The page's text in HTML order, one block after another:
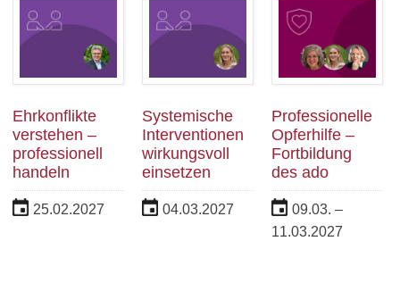
Ehrkonflikte
verstehen –
professionell
handeln
25.02.2027
Systemische
Interventionen
wirkungsvoll
einsetzen
04.03.2027
Professionelle
Opferhilfe –
Fortbildung
des ado
09.03. –
11.03.2027